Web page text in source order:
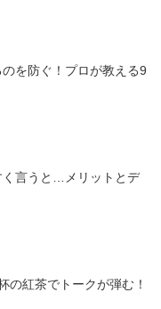
を防ぐ！プロが教える9
く言うと…メリットとデ
の紅茶でトークが弾む！